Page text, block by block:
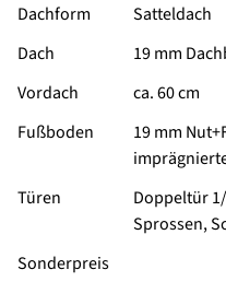
Dachform
Satteldach
Dach
19 mm
Vordach
ca. 60 cm
Fußboden
19 mm
Türen
Doppeltür
Sprossen,
Sonderpreis